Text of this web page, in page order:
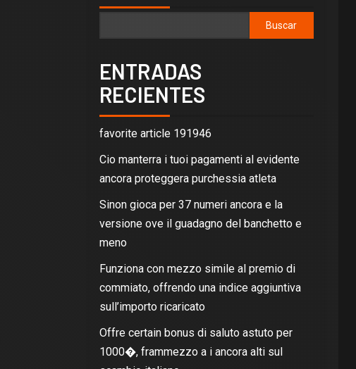
Buscar
ENTRADAS
RECIENTES
favorite article 191946
Cio manterra i tuoi pagamenti al evidente
ancora proteggera purchessia atleta
Sinon gioca per 37 numeri ancora e la
versione ove il guadagno del banchetto e
meno
Funziona con mezzo simile al premio di
commiato, offrendo una indice aggiuntiva
sull’importo ricaricato
Offre certain bonus di saluto astuto per
1000�, frammezzo a i ancora alti sul